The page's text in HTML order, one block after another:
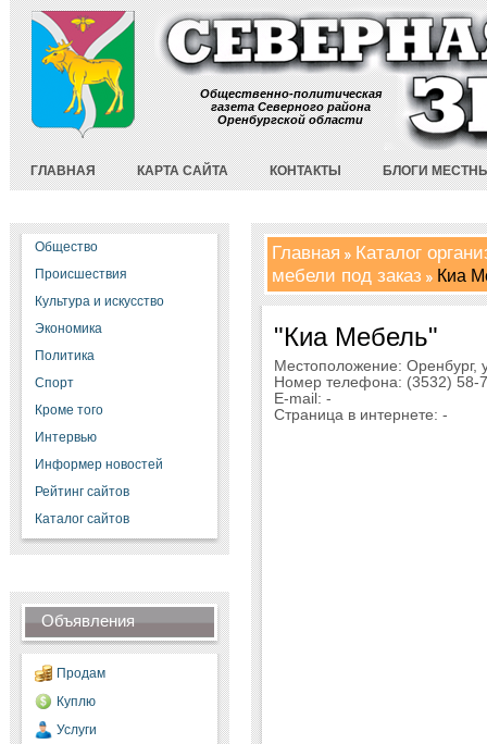
Общественно-политическая
газета Северного района
Оренбургской области
ГЛАВНАЯ КАРТА САЙТА КОНТАКТЫ БЛОГИ
Общество
Происшествия
Культура и искусство
Экономика
Политика
Спорт
Кроме того
Интервью
Информер новостей
Рейтинг сайтов
Каталог сайтов
Объявления
Продам
Куплю
Услуги
Главная
Каталог
мебели под заказ Киа
"Киа Mебель"
Местоположение: Оренбург,
Номер телефона: (3532) 58-
E-mail: -
Страница в интернете: -